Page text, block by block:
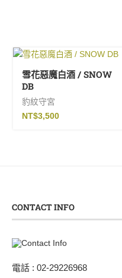
雪花惡魔白酒 / SNOW
DB
豹紋守宮
NT$3,500
CONTACT INFO
電話 : 02-29226968